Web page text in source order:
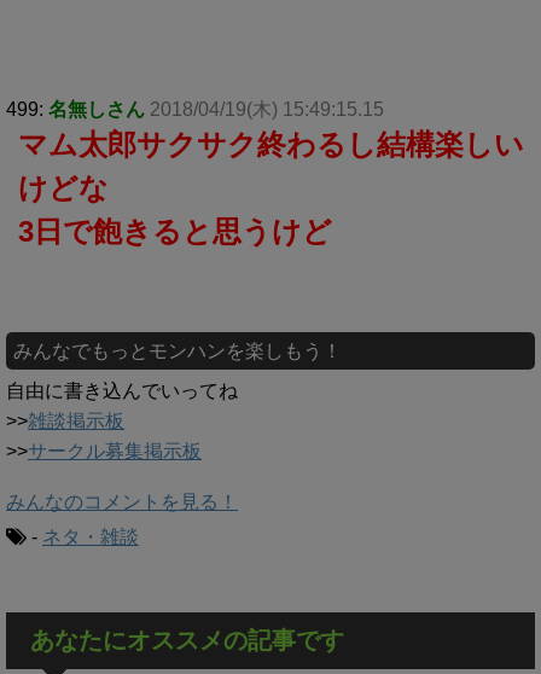
499: 名無しさん 2018/04/19(木) 15:49:15.15
マム太郎サクサク終わるし結構楽しい
けどな
3日で飽きると思うけど
みんなでもっとモンハンを楽しもう！
自由に書き込んでいってね
>>雑談掲示板
>>サークル募集掲示板
みんなのコメントを見る！
- ネタ・雑談
あなたにオススメの記事です